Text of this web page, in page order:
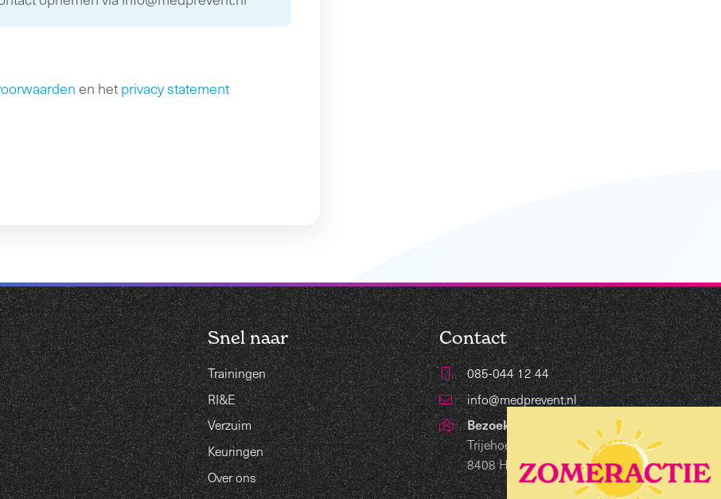
en het privacy statement
Snel naar
Trainingen
RI&E
Verzuim
Keuringen
Over ons
Contact
085-044 12 44
info@medprevent.nl
Bezoekadres
Trijehoek 19
8408 HB Lippenhuizen